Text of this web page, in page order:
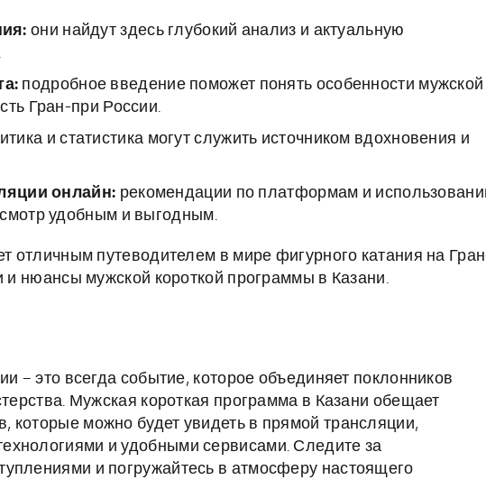
они найдут здесь глубокий анализ и актуальную
подробное введение поможет понять особенности мужской
Гран-при России.
и статистика могут служить источником вдохновения и
онлайн: рекомендации по платформам и
удобным и выгодным.
отличным путеводителем в мире фигурного катания на
и нюансы мужской короткой программы в Казани.
– это всегда событие, которое объединяет поклонников
Мужская короткая программа в Казани обещает
можно будет увидеть в прямой трансляции,
и удобными сервисами. Следите за
и погружайтесь в атмосферу настоящего